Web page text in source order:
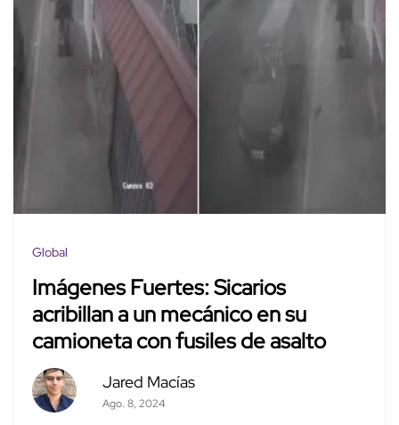
Global
Imágenes Fuertes: Sicarios
acribillan a un mecánico en su
camioneta con fusiles de asalto
Jared Macías
Ago. 8, 2024